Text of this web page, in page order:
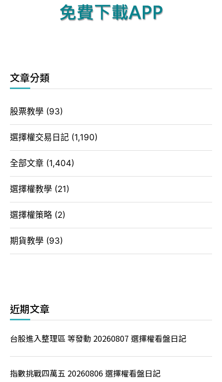
文章分類
股票教學 (93)
選擇權交易日記 (1,190)
全部文章 (1,404)
選擇權教學 (21)
選擇權策略 (2)
期貨教學 (93)
近期文章
台股進入整理區 等發動 20260807 選擇權看盤日記
指數挑戰四萬五 20260806 選擇權看盤日記